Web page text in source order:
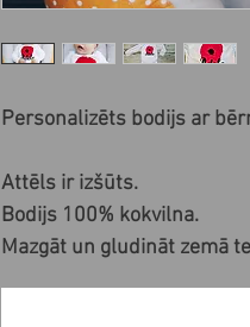
Personalizēts bodijs ar
Attēls ir izšūts.
Bodijs 100% kokvilna.
Mazgāt un gludināt zemā